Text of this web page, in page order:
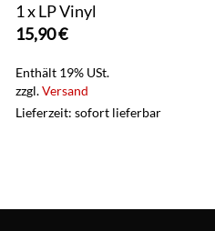
1 x LP Vinyl
15,90€
Enthält 19% USt.
zzgl.Versand
Lieferzeit: sofort lieferbar